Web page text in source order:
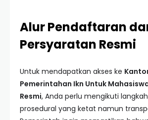
Alur Pendaftaran
Persyaratan Resmi
Untuk mendapatkan akses ke
Pemerintahan Ikn Untuk
Resmi, Anda perlu mengikuti
prosedural yang ketat namun